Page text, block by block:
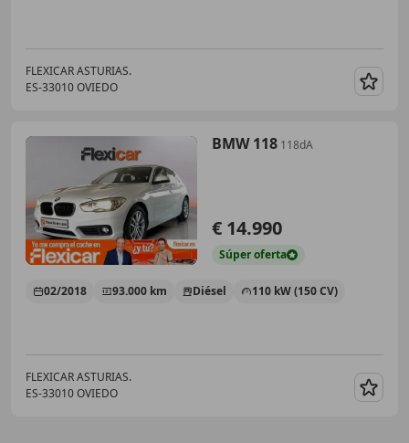
FLEXICAR ASTURIAS.
ES-33010 OVIEDO
BMW 118 118dA
€ 14.990
Súperoferta
02/2018 93.000 km Diésel 110 kW (150 CV)
FLEXICAR ASTURIAS.
ES-33010 OVIEDO